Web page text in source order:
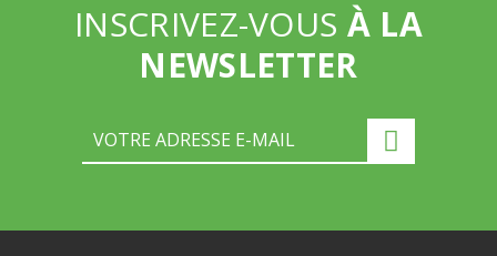
INSCRIVEZ-VOUS À LA
NEWSLETTER